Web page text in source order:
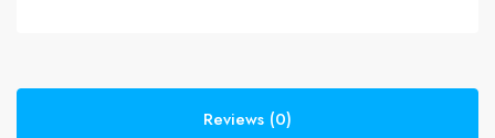
Reviews (0)